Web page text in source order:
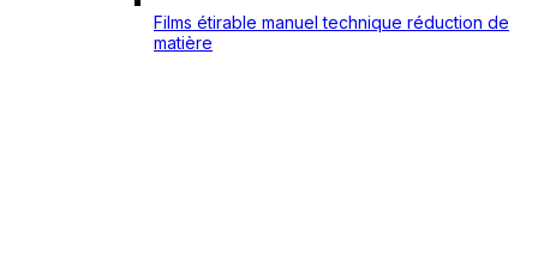
Films étirable manuel technique réduction de
matière